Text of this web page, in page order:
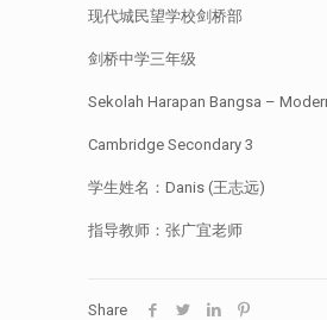
现代城民望学校剑桥部
剑桥中学三年级
Sekolah Harapan Bangsa –
Cambridge Secondary 3
学生姓名：Danis (王志远)
指导教师：张广宜老师
Share